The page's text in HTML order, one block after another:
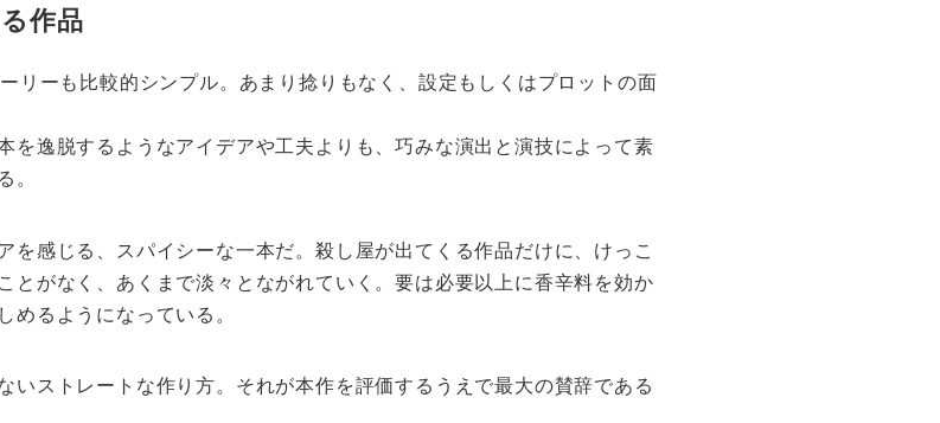
作品
リーも比較的シンプル。あまり捻りもなく、設定もしくはプロットの面
を逸脱するようなアイデアや工夫よりも、巧みな演出と演技によって素
を感じる、スパイシーな一本だ。殺し屋が出てくる作品だけに、けっこ
とがなく、あくまで淡々とながれていく。要は必要以上に香辛料を効か
るようになっている。
いストレートな作り方。それが本作を評価するうえで最大の賛辞である